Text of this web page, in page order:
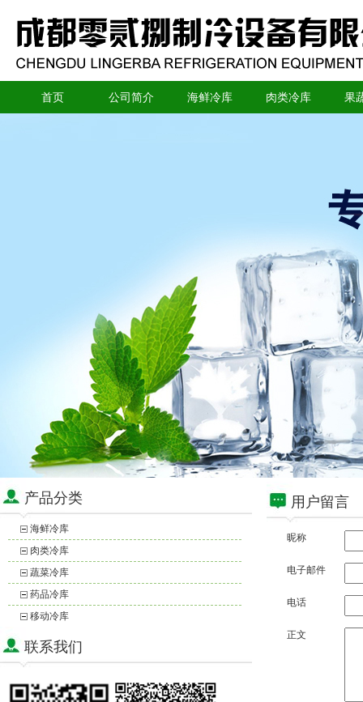
首页 公司简介 海鲜冷库 肉类冷库 果
产品分类
海鲜冷库
肉类冷库
蔬菜冷库
药品冷库
移动冷库
联系我们
用户留言
昵称
电子邮件
电话
正文